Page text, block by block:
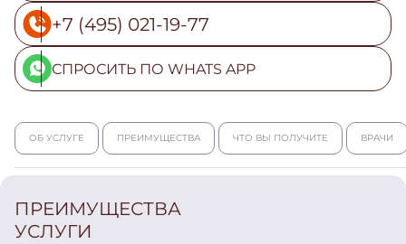
+7 (495) 021-19-77
СПРОСИТЬ ПО WHATS APP
ОБ УСЛУГЕ ПРЕИМУЩЕСТВА ЧТО ВЫ ПОЛУЧИТЕ ВРАЧИ
ПРЕИМУЩЕСТВА
УСЛУГИ